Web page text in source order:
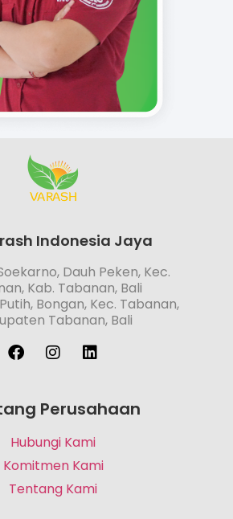
Indonesia Jaya
Dauh Peken, Kec.
Kab. Tabanan, Bali
Bongan, Kec. Tabanan,
Tabanan, Bali
Perusahaan
Hubungi Kami
Komitmen Kami
Tentang Kami